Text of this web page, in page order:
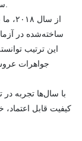
از
ساخته‌شده در
این ترتیب
جواهرات
با سال‌ها تجربه در
کیفیت قابل اعتماد،